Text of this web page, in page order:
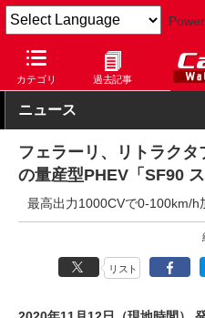
カテゴリ 過去記事
Car Watch 自動車 フェラーリ
ニュース
フェラーリ、リトラク
の量産型PHEV「SF90
最高出力1000CVで0-100km/h
リスト